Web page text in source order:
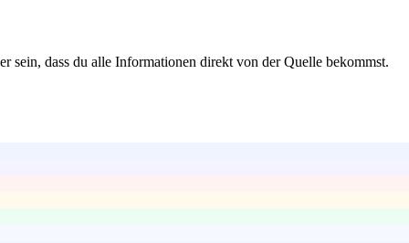
sein, dass du alle Informationen direkt von der Quelle bekommst.